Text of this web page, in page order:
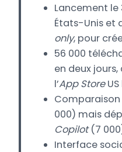
Lancement le
États-Unis et
only, pour
56 000
en deux
l’App StoreUS
Comparaison
000) mais
Copilot(7
Interface